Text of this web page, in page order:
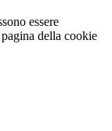
essere
della cookie